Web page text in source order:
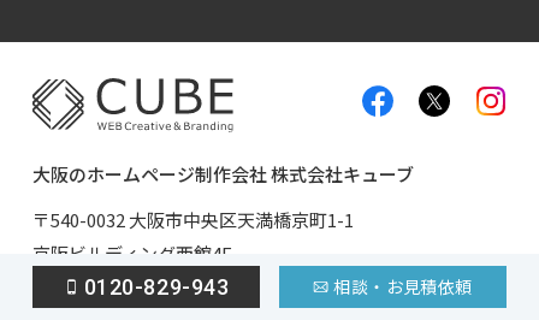
大阪のホームページ制作会社 株式会社キューブ
〒540-0032 大阪市中央区天満橋京町1-1
京阪ビルディング西館4F
TEL06-6966-0360 FAX 06-6966-0361
0120-829-943 相談・お見積依頼